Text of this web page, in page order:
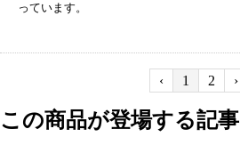
っています。
‹ 1 2 ›
この商品が登場する記事